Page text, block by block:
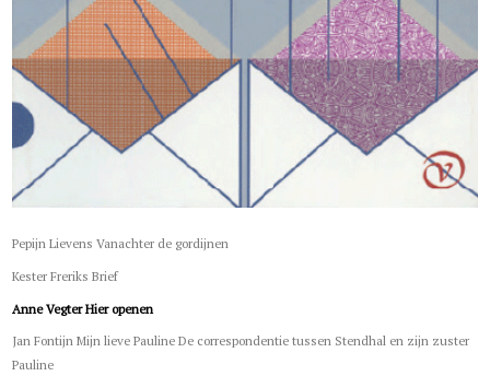
Pepijn Lievens Vanachter de gordijnen
Kester Freriks Brief
Anne Vegter Hier openen
Jan Fontijn Mijn lieve Pauline De correspondentie tussen Stendhal en zijn zuster
Pauline